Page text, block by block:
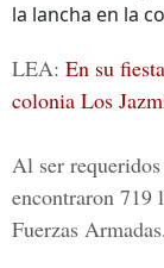
la lancha en la
LEA: En su
colonia Los
Al ser
encontraron 719
Fuerzas Armadas.